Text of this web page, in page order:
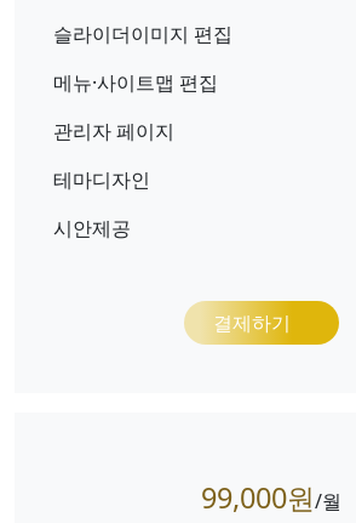
슬라이더이미지 편집
메뉴·사이트맵 편집
관리자 페이지
테마디자인
시안제공
결제하기
99,000원/월